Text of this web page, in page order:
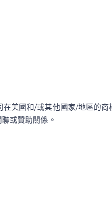
美國和/或其他國家/地區的商
或贊助關係。